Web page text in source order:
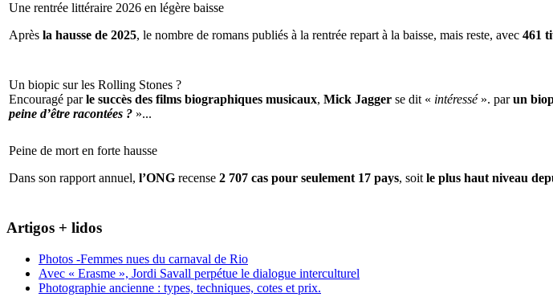
Une rentrée littéraire 2026 en légère baisse
Après la hausse de 2025, le nombre de romans publiés à la rentrée repart à la baisse, mais reste, avec 461
Un biopic sur les Rolling Stones ?
Encouragé parle succès des films biographiques musicaux, Mick Jagger se dit « intéressé ». parun
peine d’être racontées ? »...
Peine de mort en forte hausse
Dans son rapport annuel, l’ONG recense 2 707 cas pour seulement 17 pays, soit le plus haut niveau
Artigos + lidos
Photos -Femmes nues du carnaval de Rio
Avec « Erasme », Jordi Savall perpétue le dialogue interculturel
Photographie ancienne : types, techniques, cotes et prix.